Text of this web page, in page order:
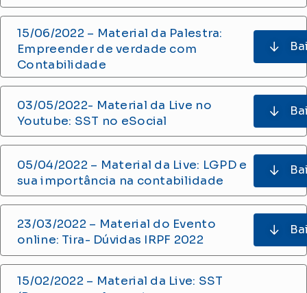
15/06/2022 – Material da Palestra:
Empreender de verdade com
Contabilidade
03/05/2022- Material da Live no
Youtube: SST no eSocial
05/04/2022 – Material da Live: LGPD e
sua importância na contabilidade
23/03/2022 – Material do Evento
online: Tira- Dúvidas IRPF 2022
15/02/2022 – Material da Live: SST